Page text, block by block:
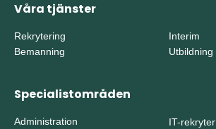
Våra tjänster
Rekrytering
Bemanning
Interim
Utbildning
Specialistområden
Administration
IT-